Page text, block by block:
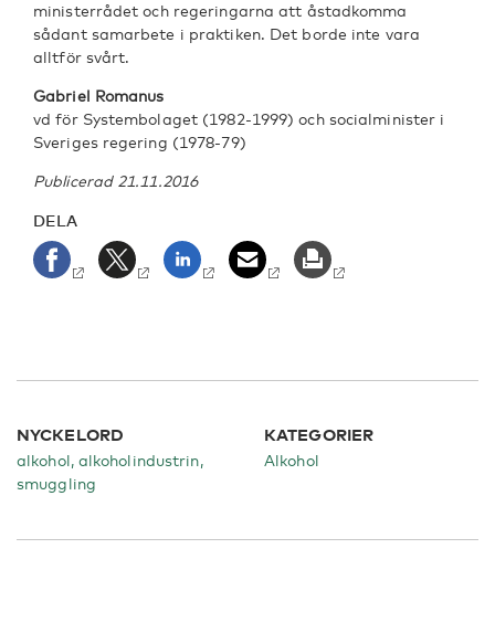
ministerrådet och regeringarna att åstadkomma
sådant samarbete i praktiken. Det borde inte vara
alltför svårt.
Gabriel Romanus
vd för Systembolaget (1982-1999) och socialminister i
Sveriges regering (1978-79)
Publicerad 21.11.2016
DELA
NYCKELORD
alkohol, alkoholindustrin,
smuggling
KATEGORIER
Alkohol